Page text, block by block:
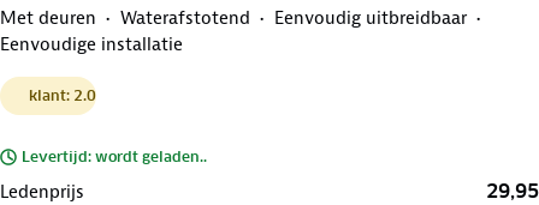
Met deuren Waterafstotend
Eenvoudig uitbreidbaar
Eenvoudige installatie
klant: 2.0
Levertijd: wordt geladen..
Ledenprijs 29,95